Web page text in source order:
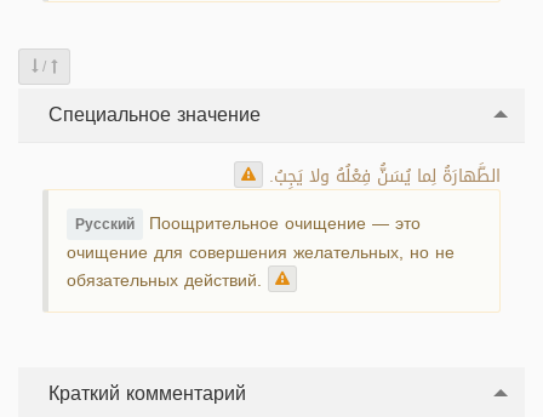
/
Специальное значение
الطَّهارَةُ لِما يُسَنُّ فِعْلُهُ ولا يَجِبُ.
Русский Поощрительное очищение — это
очищение для совершения желательных, но не
обязательных действий.
Краткий комментарий